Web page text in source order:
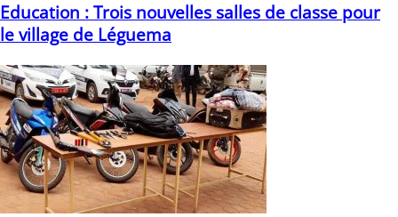
Education : Trois nouvelles salles de classe pour
le village de Léguema